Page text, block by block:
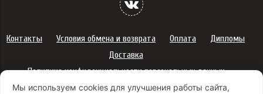
Мы используем cookies для улучшения работы сайта,
Контакты Условия обмена и возврата Оплата
Дипломы
Доставка
Политика конфиденциальности персональных данных
Сертификаты
Оферта